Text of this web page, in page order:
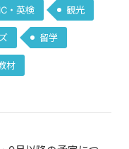
・英検 観光
留学
材